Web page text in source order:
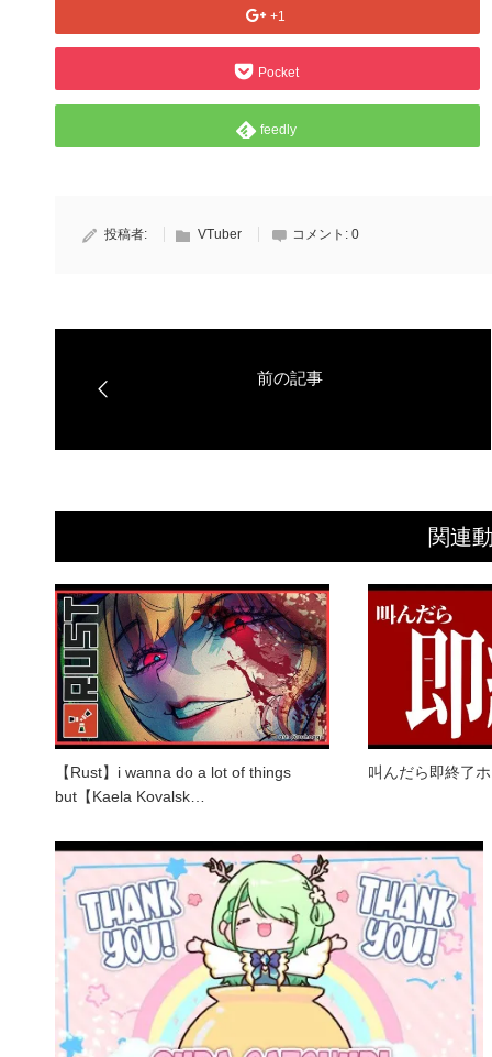
+1
Pocket
feedly
投稿者: VTuber コメント: 0
関連
【Rust】i wanna do a lot of things
but【Kaela Kovalsk…
叫んだら即終了